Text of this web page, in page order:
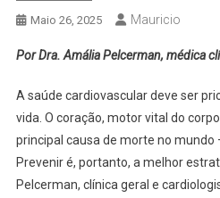
Maio 26, 2025 Mauricio
Por Dra. Amália Pelcerman, médica
A saúde cardiovascular deve ser
vida. O coração, motor vital do
principal causa de morte no mundo
Prevenir é, portanto, a melhor
Pelcerman, clínica geral e